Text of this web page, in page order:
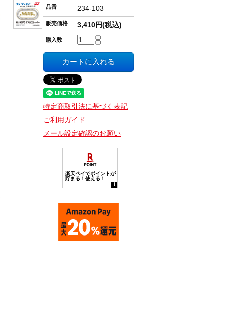
品番 234-103
販売価格 3,410円(税込)
購入数
特定商取引法に基づく表記
ご利用ガイド
メール設定確認のお願い